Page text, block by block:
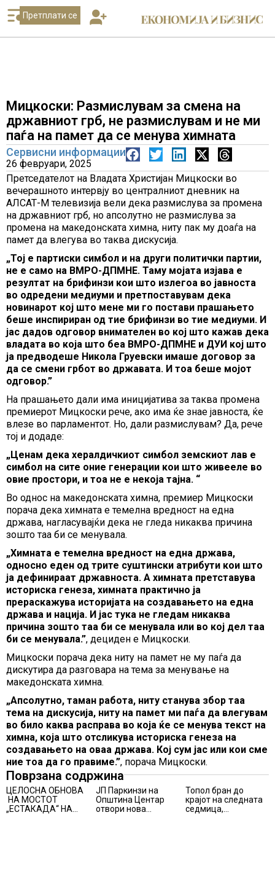
Претплати се
Мицкоски: Размислувам за смена на
државниот грб, не размислувам и не ми
паѓа на памет да се менува химната
Сервисни информации
26 февруари, 2025
Претседателот на Владата Христијан Мицкоски во
вечерашното интервју во централниот дневник на
АЛСАТ-М телевизија вели дека размислува за промена
на државниот грб, но апсолутно не размислува за
промена на македонската химна, ниту пак му доаѓа на
памет да влегува во таква дискусија.
„Тој е партиски симбол и на други политички партии,
не е само на ВМРО-ДПМНЕ. Таму мојата изјава е
резултат на брифинзи кои што излегоа во јавноста
во одредени медиуми и претпоставувам дека
новинарот кој што мене ми го постави прашањето
беше инспириран од тие брифинзи во тие медиуми. И
јас дадов одговор внимателен во кој што кажав дека
владата во која што беа ВМРО-ДПМНЕ и ДУИ кој што
ја предводеше Никола Груевски имаше договор за
да се смени грбот во државата. И тоа беше мојот
одговор.”
На прашањето дали има иницијатива за таква промена
премиерот Мицкоски рече, ако има ќе знае јавноста, ќе
влезе во парламентот. Но, дали размислувам? Да, рече
тој и додаде:
„Ценам дека хералдичкиот симбол земскиот лав е
симбол на сите оние генерации кои што живееле во
овие простори, и тоа не е некоја тајна. “
Во однос на македонската химна, премиер Мицкоски
порача дека химната е темелна вредност на една
држава, нагласувајќи дека не гледа никаква причина
зошто таа би се менувала.
„Химната е темелна вредност на една држава,
односно еден од трите суштински атрибути кои што
ја дефинираат државноста. А химната претставува
историска генеза, химната практично ја
прераскажува историјата на создавањето на една
држава и нација. И јас тука не гледам никаква
причина зошто таа би се менувала или во кој дел таа
би се менувала.”, дециден е Мицкоски.
Мицкоски порача дека ниту на памет не му паѓа да
дискутира да разговара на тема за менување на
македонската химна.
„Апсолутно, таман работа, ниту станува збор таа
тема на дискусија, ниту на памет ми паѓа да влегувам
во било каква расправа во која ќе се менува текст на
химна, која што отсликува историска генеза на
создавањето на оваа држава. Кој сум јас или кои сме
ние тоа да го правиме.”, порача Мицкоски.
Поврзана содржина
ЦЕЛОСНА ОБНОВА
НА МОСТОТ
„ЕСТАКАДА“ НА
ЈП Паркинзи на
Општина Центар
отвори нова
Топол бран до
крајот на следната
седмица,